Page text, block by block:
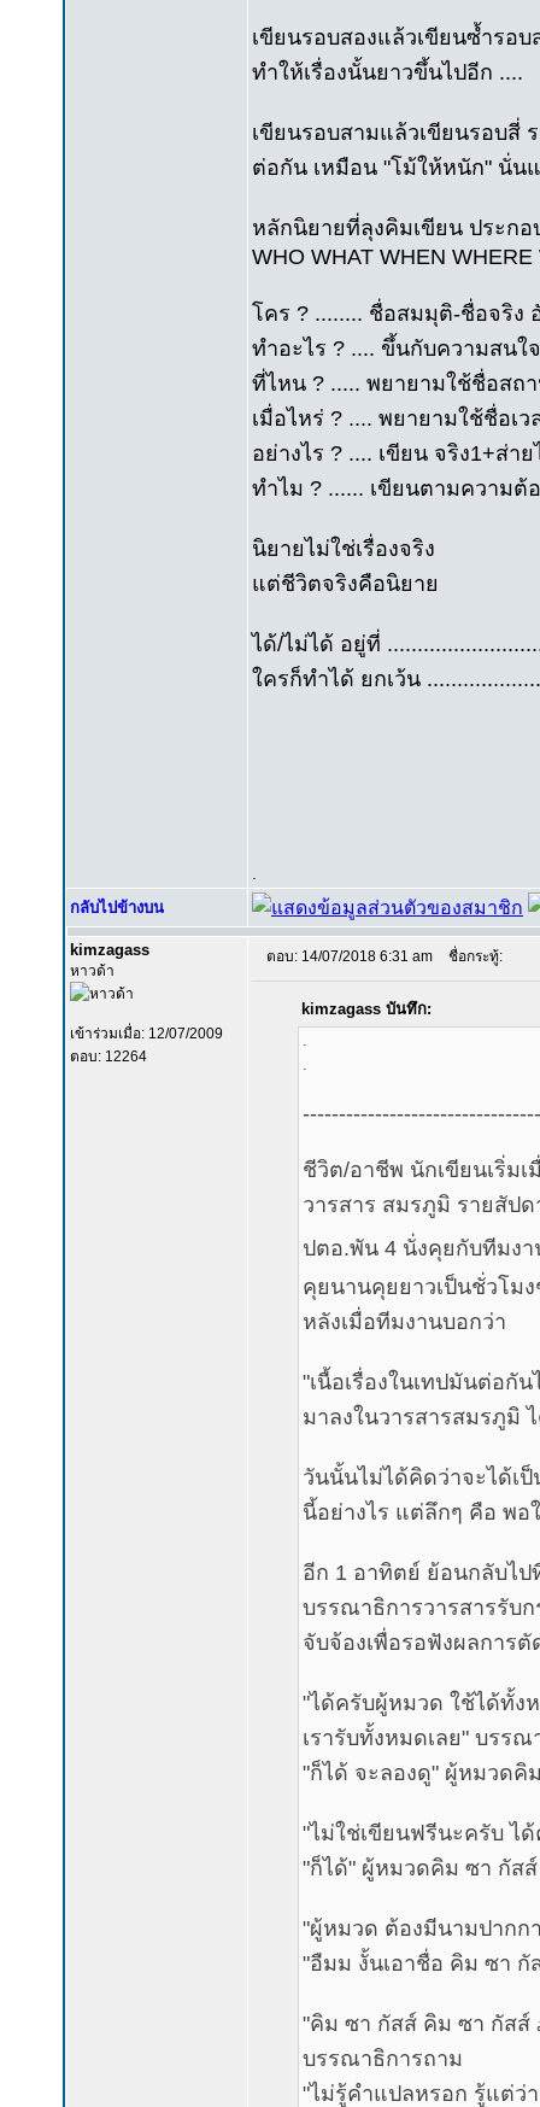
เขียนรอบสองแล้วเขียนซ้ำรอบ
ทำให้เรื่องนั้นยาวขึ้นไปอีก ....
เขียนรอบสามแล้วเขียนรอบสี่
ต่อกัน เหมือน "โม้ให้หนัก" นั่น
หลักนิยายที่ลุงคิมเขียน ประกอ
WHO WHAT WHEN
โคร ? ........ ชื่อสมมุติ-ชื่อจริง
ทำอะไร ? .... ขึ้นกับความสน
ที่ไหน ? ..... พยายามใช้ชื่อสถ
เมื่อไหร่ ? .... พยายามใช้ชื่อเ
อย่างไร ? .... เขียน จริง1+ส่
ทำไม ? ...... เขียนตามความ
นิยายไม่ใช่เรื่องจริง
แต่ชีวิตจริงคือนิยาย
ได้/ไม่ได้ อยู่ที่
ใครก็ทำได้ ยกเว้น
กลับไปข้างบน
kimzagass
หาวด้า
เข้าร่วมเมื่อ: 12/07/2009
ตอบ: 12264
ตอบ: 14/07/2018 6:31 am ชื่อกระทู้:
kimzagass บันทึก:
.
.
ชีวิต/อาชีพ นักเขียนเริ่มเ
วารสาร สมรภูมิ รายสัป
ปตอ.พัน 4 นั่งคุยกับทีมงา
คุยนานคุยยาวเป็นชั่วโม
หลังเมื่อทีมงานบอกว่า
"เนื้อเรื่องในเทปมันต่อกั
มาลงในวารสารสมรภูมิ
วันนั้นไม่ได้คิดว่าจะได้เ
นี้อย่างไร แต่ลึกๆ คือ พอ
อีก 1 อาทิตย์ ย้อนกลับไ
บรรณาธิการวารสารรับ
จับจ้องเพื่อรอฟังผลการ
"ได้ครับผู้หมวด ใช้ได้ทั้ง
เรารับทั้งหมดเลย" บรร
"ก็ได้ จะลองดู" ผู้หมวดคิ
"ไม่ใช่เขียนฟรีนะครับ ไ
"ก็ได้" ผู้หมวดคิม ซา กัสส์
"ผู้หมวด ต้องมีนามปากก
"อืมม งั้นเอาชื่อ คิม ซา
"คิม ซา กัสส์ คิม ซา กัสส์
บรรณาธิการถาม
"ไม่รู้คำแปลหรอก รู้แต่ว่